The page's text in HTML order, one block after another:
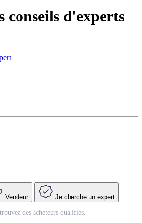
conseils d'experts
Vendeur Je cherche un expert
des acheteurs qualifiés.